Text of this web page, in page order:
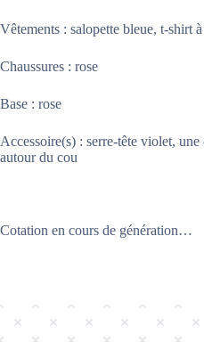
Vêtements : salopette bleue, t-shirt
Chaussures : rose
Base : rose
Accessoire(s) : serre-tête violet, une
autour du cou
Cotation en cours de génération…